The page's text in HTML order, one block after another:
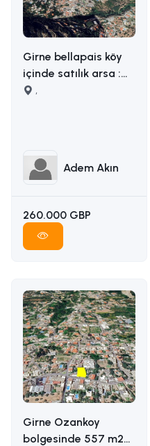
Girne bellapais köy
içinde satılık arsa :
İLETİŞİM: ADEM AKIN
,
Adem Akın
260.000 GBP
Girne Ozankoy
bolgesinde 557 m2